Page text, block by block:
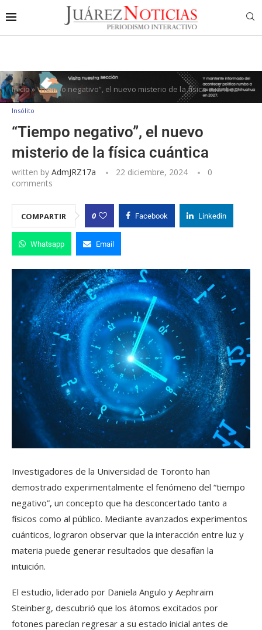
Inicio»“Tiempo negativo”, el nuevo misterio de la física cuántica
Insólito
“Tiempo negativo”, el nuevo
misterio de la física cuántica
written by AdmJRZ17a 22 diciembre, 2024
0
comments
COMPARTIR 0 Facebook Linkedin
Whatsapp Email
Investigadores de la Universidad de Toronto han
demostrado experimentalmente el fenómeno del “tiempo
negativo”, un concepto que ha desconcertado tanto a
físicos como al público. Mediante avanzados experimentos
cuánticos, lograron observar que la interacción entre luz y
materia puede generar resultados que desafían la
intuición.
El estudio, liderado por Daniela Angulo y Aephraim
Steinberg, descubrió que los átomos excitados por
fotones parecían regresar a su estado inicial antes de